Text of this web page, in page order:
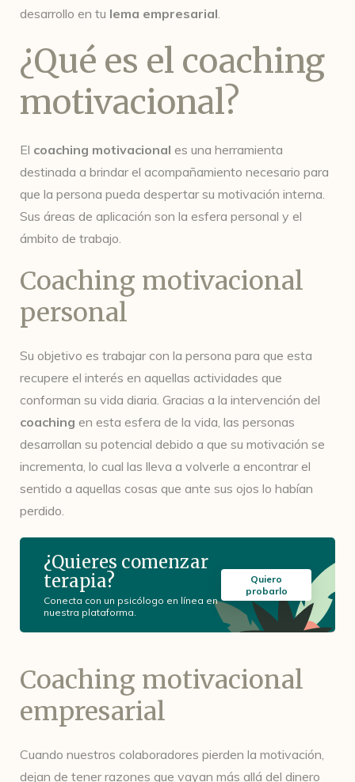
desarrollo en tu lema empresarial.
¿Qué es el coaching
motivacional?
El coaching motivacional es una herramienta
destinada a brindar el acompañamiento necesario para
que la persona pueda despertar su motivación interna.
Sus áreas de aplicación son la esfera personal y el
ámbito de trabajo.
Coaching motivacional
personal
Su objetivo es trabajar con la persona para que esta
recupere el interés en aquellas actividades que
conforman su vida diaria. Gracias a la intervención del
coaching en esta esfera de la vida, las personas
desarrollan su potencial debido a que su motivación se
incrementa, lo cual las lleva a volverle a encontrar el
sentido a aquellas cosas que ante sus ojos lo habían
perdido.
¿Quieres comenzar
terapia?
Conecta con un psicólogo en línea en
nuestra plataforma.
Quiero
probarlo
Coaching motivacional
empresarial
Cuando nuestros colaboradores pierden la motivación,
dejan de tener razones que vayan más allá del dinero